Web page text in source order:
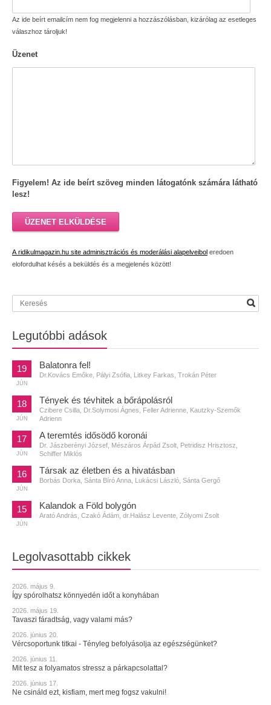
Az ide beírt emailcím nem fog megjelenni a hozzászólásban, kizárólag az esetleges
válaszhoz tároljuk!
Üzenet
Figyelem! Az ide beírt szöveg minden látogatónk számára látható
lesz!
ÜZENET ELKÜLDÉSE
A ridikulmagazin.hu site adminisztrációs és moderálási alapelveibol eredoen
elofordulhat késés a beküldés és a megjelenés között!
Legutóbbi adások
19
JÚN
Balatonra fel!
Dr.Kovács Emőke, Pályi Zsófia, Litkey Farkas, Trokán Péter
18
JÚN
Tények és tévhitek a bőrápolásról
Czibere Csilla, Dr.Solymosi Ágnes, Feller Adrienne, Kautzky-Szemők
Adrienn
17
JÚN
A teremtés idősödő koronái
Dr. Jászberényi József, Mészáros Árpád Zsolt, Petridisz Hrisztosz,
Schiffer Miklós
16
JÚN
Társak az életben és a hivatásban
Borbás Dorka, Sánta Bíró Anna, Lukácsi László, Sánta Gergő
15
JÚN
Kalandok a Föld bolygón
Arató András, Czakó Ádám, dr.Halász Levente, Zólyomi Zsolt
Legolvasottabb cikkek
2026. május 9.
Így spórolhatsz könnyedén időt a konyhában
2026. május 19.
Tavaszi fáradtság, vagy valami más?
2026. június 20.
Vércsoportunk titkai - Tényleg befolyásolja az egészségünket?
2026. június 11.
Mit tesz a folyamatos stressz a párkapcsolattal?
2026. június 17.
Ne csináld ezt, kisfiam, mert meg fogsz vakulni!